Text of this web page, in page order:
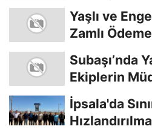
Yaşlı ve
Zamlı
Subaşı’nda
Ekiplerin
Önledi
İpsala'da